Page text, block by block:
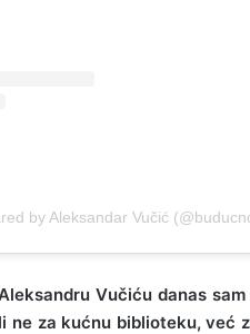
by Aleksandar Vučić
Vučiću danas
ne za kućnu biblioteku, već